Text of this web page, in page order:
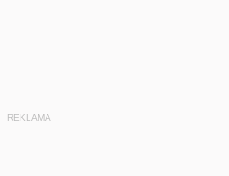
REKLAMA